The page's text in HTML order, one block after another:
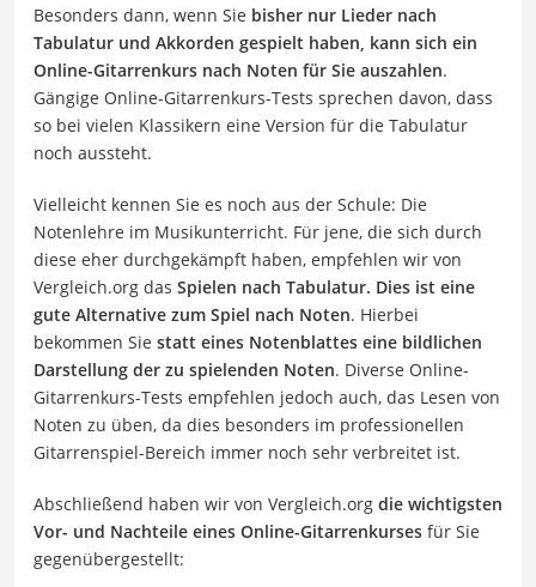
Besonders dann, wenn Sie bisher nur Lieder nach
Tabulatur und Akkorden gespielt haben, kann sich ein
Online-Gitarrenkurs nach Noten für Sie auszahlen.
Gängige Online-Gitarrenkurs-Tests sprechen davon, dass
so bei vielen Klassikern eine Version für die Tabulatur
noch aussteht.
Vielleicht kennen Sie es noch aus der Schule: Die
Notenlehre im Musikunterricht. Für jene, die sich durch
diese eher durchgekämpft haben, empfehlen wir von
Vergleich.org das Spielen nach Tabulatur. Dies ist eine
gute Alternative zum Spiel nach Noten. Hierbei
bekommen Sie statt eines Notenblattes eine bildlichen
Darstellung der zu spielenden Noten. Diverse Online-
Gitarrenkurs-Tests empfehlen jedoch auch, das Lesen von
Noten zu üben, da dies besonders im professionellen
Gitarrenspiel-Bereich immer noch sehr verbreitet ist.
Abschließend haben wir von Vergleich.org die wichtigsten
Vor- und Nachteile eines Online-Gitarrenkurses für Sie
gegenübergestellt: